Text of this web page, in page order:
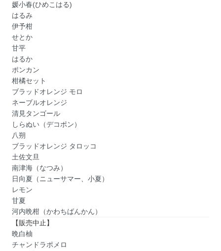
媛小春(ひめこはる)
はるみ
伊予柑
せとか
甘平
はるか
ポンカン
柑橘セット
ブラッドオレンジ モロ
ネーブルオレンジ
清見タンゴール
しらぬい（デコポン）
八朔
ブラッドオレンジ タロッコ
土佐文旦
南津海（なつみ）
日向夏（ニューサマー、小夏）
レモン
甘夏
河内晩柑（かわちばんかん）
【販売中止】
晩白柚
チャンドラポメロ